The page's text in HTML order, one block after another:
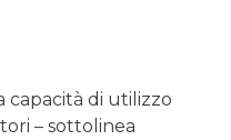
capacità di utilizzo
– sottolinea